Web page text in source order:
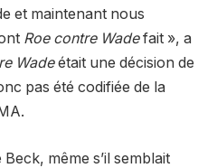
et maintenant nous
Roe contre Wadefait », a
Wadeétait une décision de
pas été codifiée de la
même s’il semblait